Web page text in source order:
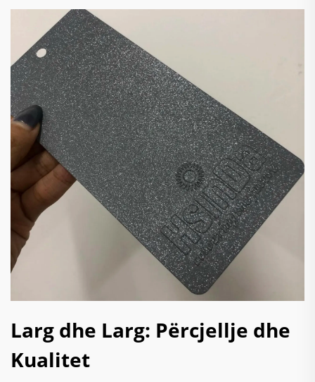
Larg dhe Larg: Përcjellje dhe
Kualitet